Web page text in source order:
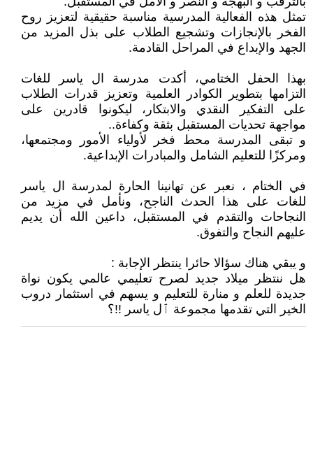
تمثل هذه الفعالية المدرسية مناسبة حقيقية لتعزيز روح
الفخر بالإنجازات وتشجيع الطلاب على بذل المزيد من
الجهد والإبداع في المراحل القادمة.
بهذا الحفل الختامي، أكدت مدرسة ال ياسر للغات
التزامها بتطوير الكوادر العلمية وتعزيز قدرات الطلاب
على التفكير النقدي والابتكار، ليكونوا قادرين على
مواجهة تحديات المستقبل بثقة وكفاءة..
و تبقى المدرسة محط فخر لأولياء الأمور ومجتمعها،
ومركزًا للتعليم الشامل والمبادرات الإبداعية.
في الختام ، نعبر عن تهانينا الحارة لمدرسة ال ياسر
للغات على هذا الحدث الناجح، ونأمل في مزيد من
النجاحات والتقدم في المستقبل، داعين الله أن يديم
عليهم النجاح والتفوق.
و يبقي هناك سؤالا حائرا ينتظر الإجابة :
هل ننتظر ميلاد جديد لصرح تعليمي عالمي يكون نواة
جديدة للعلم و منارة للتعليم و يسهم في استثمار دروب
الخير التي تقدمها مجموعة ٱل ياسر !!؟